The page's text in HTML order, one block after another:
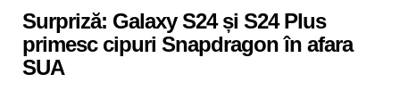
Surpriză: Galaxy S24 și S24 Plus
primesc cipuri Snapdragon în afara
SUA